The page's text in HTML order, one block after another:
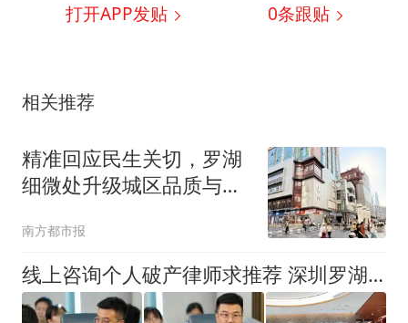
打开APP发贴 0条跟贴
相关推荐
精准回应民生关切，罗湖
细微处升级城区品质与温
南方都市报
线上咨询个人破产律师求推荐 深圳罗湖区靠谱商家怎么选